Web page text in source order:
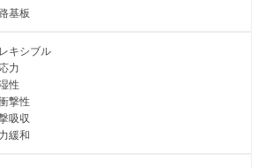
基板
キシブル
力
性
撃性
吸収
緩和